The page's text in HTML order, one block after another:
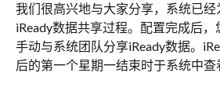
我们很高兴地与大家分享，系统已
iReady数据共享过程。配置完成后
手动与系统团队分享iReady数据。
后的第一个星期一结束时于系统中查